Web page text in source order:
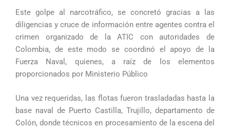
Este golpe al narcotráfico, se concretó gracias a las
diligencias y cruce de información entre agentes contra el
crimen organizado de la ATIC con autoridades de
Colombia, de este modo se coordinó el apoyo de la
Fuerza Naval, quienes, a raíz de los elementos
proporcionados por Ministerio Público
Una vez requeridas, las flotas fueron trasladadas hasta la
base naval de Puerto Castilla, Trujillo, departamento de
Colón, donde técnicos en procesamiento de la escena del